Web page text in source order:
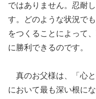
ではありません。忍耐
す。どのような状況で
をつくることによって
に勝利できるのです。
真のお父様は、「心
において最も深い根に